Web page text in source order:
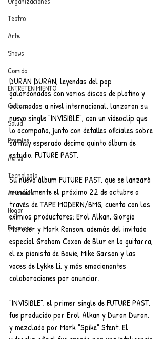
PARA MÁS INFORMACIÓN:
dinamicaseltrendytop@gmail.com
Teatro
Arte
Shows
Comida
ENTRETENIMIENTO
Cultura
Salud
Premios
Autos
Tecnología
Ambiente
Hogar
Finanzas
DURAN DURAN, leyendas del pop
galardonadas con varios discos de platino y
aclamadas a nivel internacional, lanzaron su
nuevo single "INVISIBLE", con un videoclip que
lo acompaña, junto con detalles oficiales sobre
su muy esperado décimo quinto álbum de
estudio, FUTURE PAST.
Su nuevo álbum FUTURE PAST, que se lanzará
mundialmente el próximo 22 de octubre a
través de TAPE MODERN/BMG, cuenta con los
eximios productores: Erol Alkan, Giorgio
Moroder y Mark Ronson, además del invitado
especial Graham Coxon de Blur en la guitarra,
el ex pianista de Bowie, Mike Garson y las
voces de Lykke Li, y más emocionantes
colaboraciones por anunciar.
"INVISIBLE", el primer single de FUTURE PAST,
fue producido por Erol Alkan y Duran Duran,
y mezclado por Mark "Spike" Stent. El